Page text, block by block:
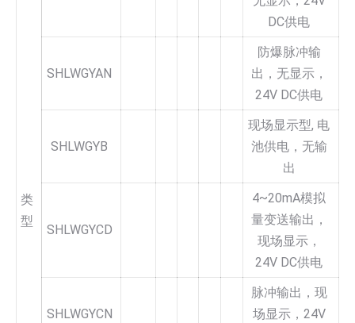
类
型
DC供电
SHLWGYAN
防爆脉冲输
出，无显示，
24V DC供电
SHLWGYB
现场显示型, 电
池供电，无输
出
SHLWGYCD
4~20mA模拟
量变送输出，
现场显示，
24V DC供电
SHLWGYCN
脉冲输出，现
场显示，24V